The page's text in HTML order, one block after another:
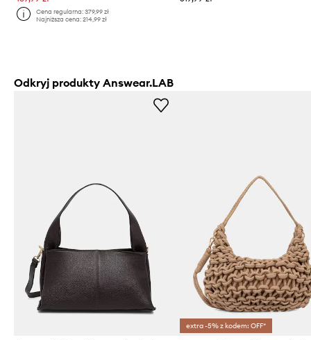
Cena regularna:379,99 zł
Najniższa cena:214,99 zł
Odkryj produkty Answear.LAB
extra -5% z kodem: OFF*